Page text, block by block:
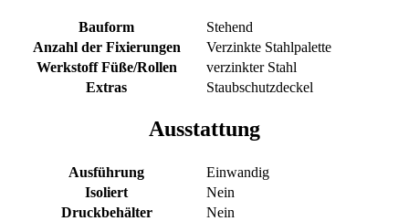
Bauform
Stehend
Anzahl der Fixierungen
Verzinkte Stahlpalette
Werkstoff Füße/Rollen
verzinkter Stahl
Extras
Staubschutzdeckel
Ausstattung
Ausführung
Einwandig
Isoliert
Nein
Druckbehälter
Nein